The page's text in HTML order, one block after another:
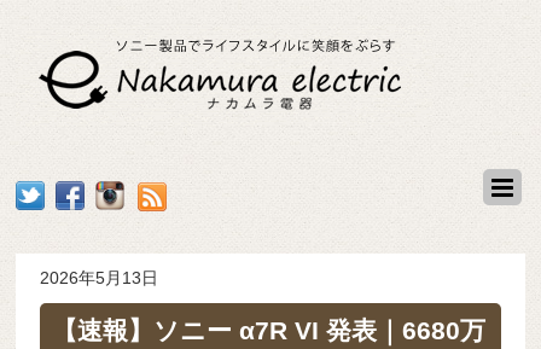
2026年5月13日
【速報】ソニー α7R VI 発表｜6680万